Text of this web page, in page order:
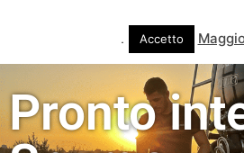
Pronto
. Accetto